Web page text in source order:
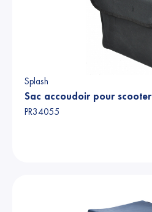
Splash
Sac accoudoir pour scooter
PR34055